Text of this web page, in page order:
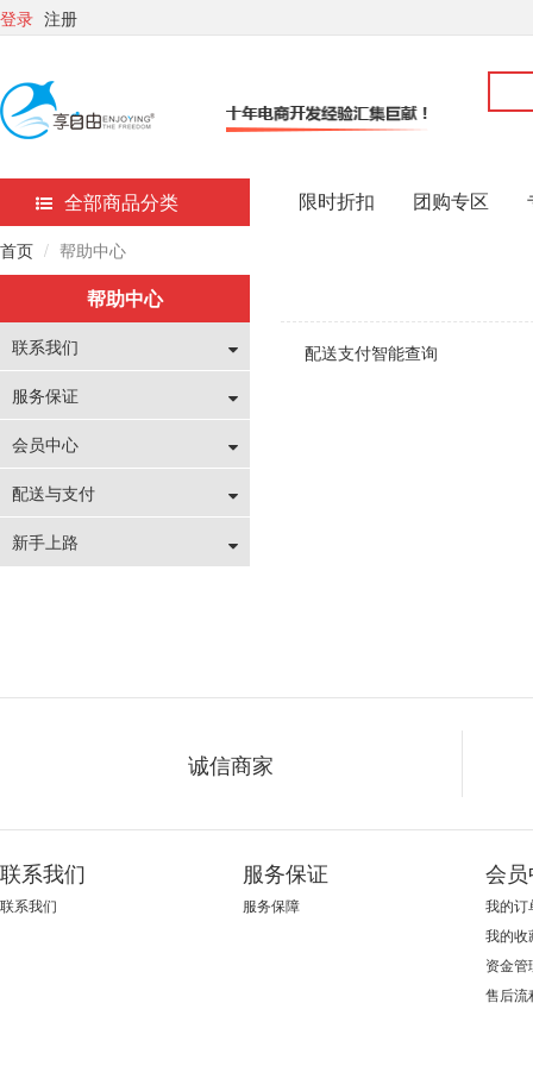
登录 注册
全部商品分类 限时折扣 团购专区
首页 帮助中心
帮助中心
联系我们
服务保证
会员中心
配送与支付
新手上路
配送支付智能查询
诚信商家
联系我们
联系我们
服务保证
服务保障
会
我的订
我的收
资金管
售后流